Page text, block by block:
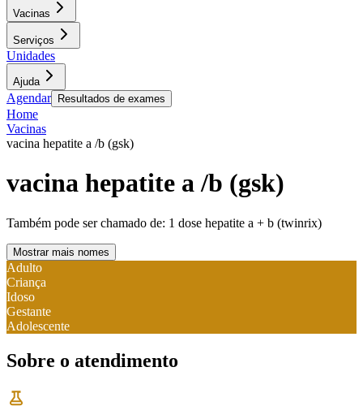
Vacinas
Serviços
Unidades
Ajuda
Agendar Resultados de exames
Home
Vacinas
vacina hepatite a /b (gsk)
vacina hepatite a /b (gsk)
Também pode ser chamado de: 1 dose hepatite a + b (twinrix)
Mostrar mais nomes
Adulto
Criança
Idoso
Gestante
Adolescente
Sobre o atendimento